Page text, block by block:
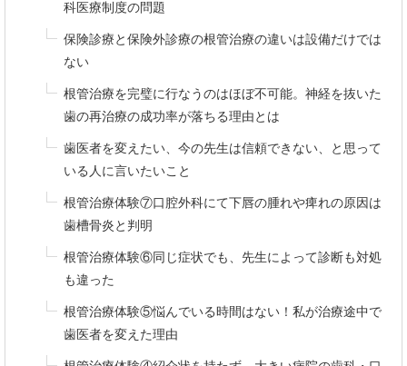
科医療制度の問題
保険診療と保険外診療の根管治療の違いは設備だけでは
ない
根管治療を完璧に行なうのはほぼ不可能。神経を抜いた
歯の再治療の成功率が落ちる理由とは
歯医者を変えたい、今の先生は信頼できない、と思って
いる人に言いたいこと
根管治療体験⑦口腔外科にて下唇の腫れや痺れの原因は
歯槽骨炎と判明
根管治療体験⑥同じ症状でも、先生によって診断も対処
も違った
根管治療体験⑤悩んでいる時間はない！私が治療途中で
歯医者を変えた理由